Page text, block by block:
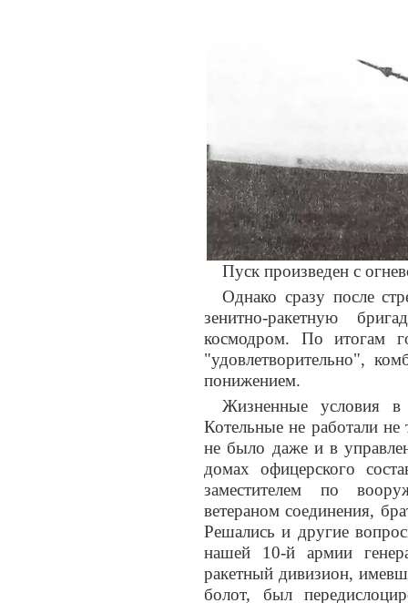
Пуск произведен с
Однако сразу после
зенитно-ракетную
космодром. По итогам
"удовлетворительно",
понижением.
Жизненные условия в
Котельные не работали
не было даже и в
домах офицерского
заместителем по
ветераном соединения,
Решались и другие
нашей 10-й армии
ракетный дивизион,
болот, был